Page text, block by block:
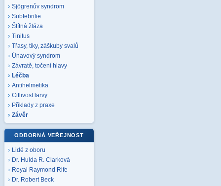
Sjögrenův syndrom
Subfebrilie
Štítná žláza
Tinitus
Třasy, tiky, záškuby svalů
Únavový syndrom
Závratě, točení hlavy
Léčba
Antihelmetika
Citlivost larvy
Příklady z praxe
Závěr
ODBORNÁ VEŘEJNOST
Lidé z oboru
Dr. Hulda R. Clarková
Royal Raymond Rife
Dr. Robert Beck